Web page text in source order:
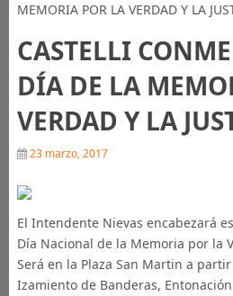
MEMORIA POR LA VERDAD Y LA
CASTELLI
DÍA DE LA
VERDAD Y LA
23 marzo, 2017
El Intendente Nievas encabezará
Día Nacional de la Memoria por la
Será en la Plaza San Martin a
Izamiento de Banderas,